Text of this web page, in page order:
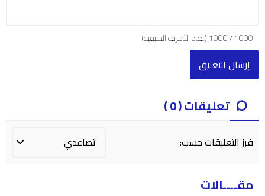
1000
/
1000(عدد الأحرف المتبقية)
تعليقات ( 0 )
فرز التعليقات حسب:
مقــــالات